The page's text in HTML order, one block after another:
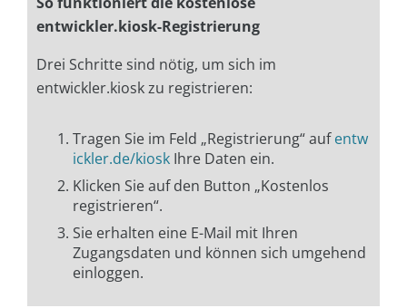
entwickler.kiosk-Registrierung
Drei Schritte sind nötig, um sich im
entwickler.kiosk zu registrieren:
Tragen Sie im Feld „Registrierung“ aufentw
ickler.de/kiosk Ihre Daten ein.
Klicken Sie auf den Button „Kostenlos
registrieren“.
Sie erhalten eine E-Mail mit Ihren
Zugangsdaten und können sich umgehend
einloggen.